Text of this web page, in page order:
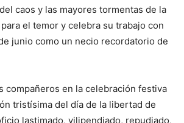
caos y las mayores tormentas de la
el temor y celebra su trabajo con
junio como un necio recordatorio de
compañeros en la celebración festiva
tristísima del día de la libertad de
lastimado, vilipendiado, repudiado,